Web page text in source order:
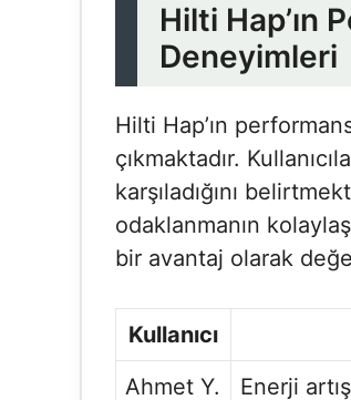
Hilti Hap’ın
Deneyimleri
Hilti Hap’ın
çıkmaktadır.
karşıladığını
odaklanmanın
bir avantaj olarak
Kullanıcı
Ahmet Y.
Enerji